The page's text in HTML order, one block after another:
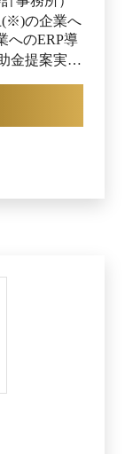
(※)の企業へ
へのERP導
金提案実績
の相談に対
でをサポー
戻しできる
まで対応可
日）